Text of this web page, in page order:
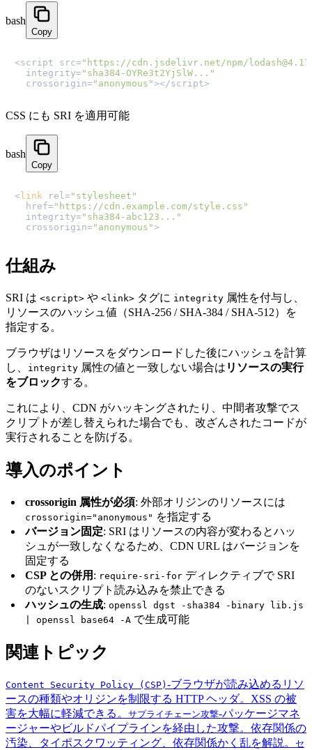
bash
Copy
<script src= "https://cdn.jsdelivr.net/npm/
  integrity=
"sha384-OYRe3t2YjSlW..."
  crossorigin=
"anonymous"></script>
CSS にも SRI を適用可能
bash
Copy
<link rel= "stylesheet"
  href=
"https://cdn.example.com/style.css"
  integrity=
"sha384-abc123..."
  crossorigin=
"anonymous">
仕組み
SRI は <script> や <link> タグに integrity 属性を付与し、
リソースのハッシュ値（SHA-256 / SHA-384 / SHA-512）を
指定する。
ブラウザはリソースをダウンロードした後にハッシュを計算
し、
integrity 属性の値と一致しない場合は リソースの実行
をブロックする。
これにより、CDN がハッキングされたり、中間者攻撃でス
クリプトが差し替えられた場合でも、改ざんされたコードが
実行されることを防げる。
導入のポイント
crossorigin 属性が必須: 外部オリジンのリソースには
crossorigin="anonymous" を指定する
バージョン固定: SRI はリソースの内容が変わるとハッ
シュが一致しなくなるため、CDN URL はバージョンを
固定する
CSP との併用 : require-sri-for ディレクティブで SRI
のないスクリプト読み込みを禁止できる
ハッシュの生成: openssl dgst -sha384 -binary lib.js
| openssl base64 -A で生成可能
関連トピック
Content Security Policy (CSP) -ブラウザが読み込めるリソ
ースの種類やオリジンを制限する HTTP ヘッダ。XSS の被
害を大幅に軽減できる。 サプライチェーン攻撃-パッケージマネ
ージャーやビルドパイプラインを経由した攻撃。依存関係の
汚染、タイポスクワッティング、依存関係かく乱を解説。
セ